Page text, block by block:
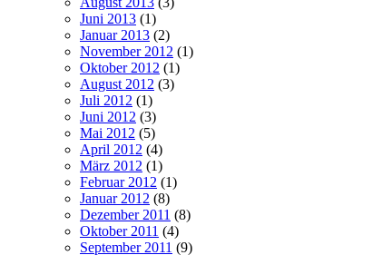
Juni 2013 (1)
Januar 2013 (2)
November 2012 (1)
Oktober 2012 (1)
August 2012 (3)
Juli 2012 (1)
Juni 2012 (3)
Mai 2012 (5)
April 2012 (4)
März 2012 (1)
Februar 2012 (1)
Januar 2012 (8)
Dezember 2011 (8)
Oktober 2011 (4)
September 2011 (9)